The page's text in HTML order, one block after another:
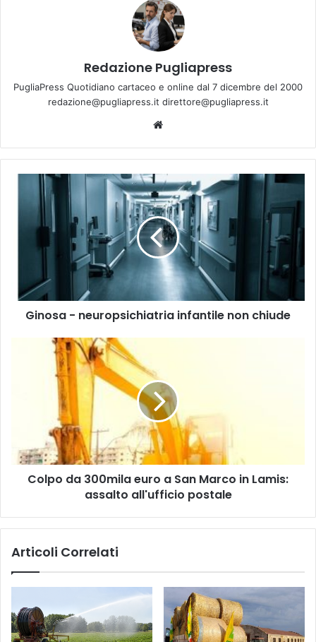
Redazione Pugliapress
PugliaPress Quotidiano cartaceo e online dal 7 dicembre del 2000
redazione@pugliapress.it direttore@pugliapress.it
neuropsichiatria
infantile
Ginosa - neuropsichiatria infantile non chiude
Lamis:
assaltoColpo da 300mila euro a San Marco in Lamis:
assalto all'ufficio postale
Articoli Correlati